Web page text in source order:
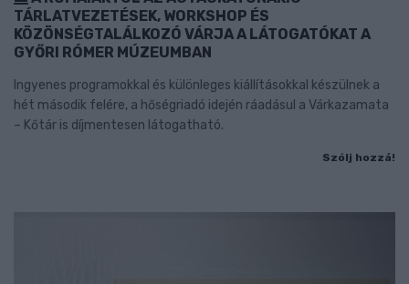
TÁRLATVEZETÉSEK, WORKSHOP ÉS
KÖZÖNSÉGTALÁLKOZÓ VÁRJA A LÁTOGATÓKAT A
GYŐRI RÓMER MÚZEUMBAN
Ingyenes programokkal és különleges kiállításokkal készülnek a
hét második felére, a hőségriadó idején ráadásul a Várkazamata
– Kőtár is díjmentesen látogatható.
Szólj hozzá!